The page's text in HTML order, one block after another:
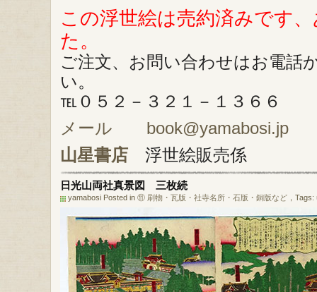
この浮世絵は売約済みです
た。
ご注文、お問い合わせはお電話
い。
℡０５２－３２１－１３６６
メール book@yamabosi.jp
山星書店 浮世絵販売係
日光山両社真景図 三枚続
yamabosi Posted in ⑪ 刷物・瓦版・社寺名所・石版・銅版など ，Tags: